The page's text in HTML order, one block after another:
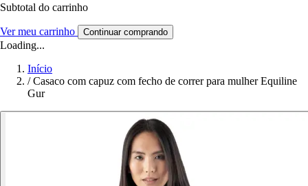
Subtotal do carrinho
Ver meu carrinho Continuar comprando
Loading...
Início
/ Casaco com capuz com fecho de correr para mulher Equiline
Gur